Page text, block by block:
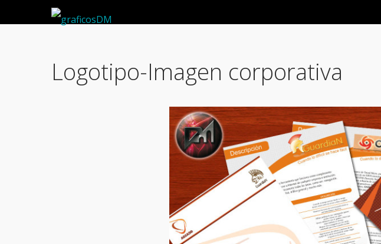
Logotipo-Imagen corporativa